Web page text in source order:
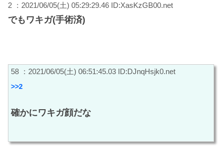
2 ：2021/06/05(土) 05:29:29.46 ID:XasKzGB00.net
でもワキガ(手術済)
58 ：2021/06/05(土) 06:51:45.03 ID:DJnqHsjk0.net
>>2
確かにワキガ顔だな